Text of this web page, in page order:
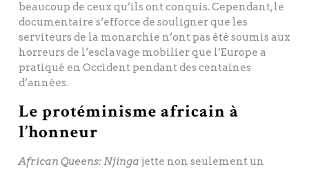
beaucoup de ceux qu’ils ont conquis. Cependant, le
documentaire s’efforce de souligner que les
serviteurs de la monarchie n’ont pas été soumis aux
horreurs de l’esclavage mobilier que l’Europe a
pratiqué en Occident pendant des centaines
d’années.
Le protéminisme africain à
l’honneur
African Queens: Njinga jette non seulement un